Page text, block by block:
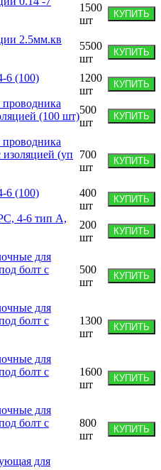
1500
шт
КУПИТЬ
2.5мм.кв
5500
шт
КУПИТЬ
6 (100)
1200
шт
КУПИТЬ
(100 шт)
500
шт
КУПИТЬ
(уп
700
шт
КУПИТЬ
6 (100)
400
шт
КУПИТЬ
4-6 тип А,
200
шт
КУПИТЬ
для
болт с
500
шт
КУПИТЬ
для
болт с
1300
шт
КУПИТЬ
для
болт с
1600
шт
КУПИТЬ
для
болт с
800
шт
КУПИТЬ
для